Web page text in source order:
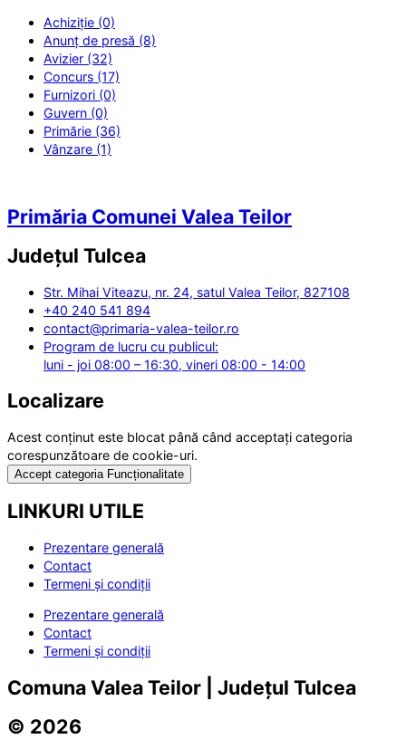
Achiziție (0)
Anunț de presă (8)
Avizier (32)
Concurs (17)
Furnizori (0)
Guvern (0)
Primărie (36)
Vânzare (1)
Primăria Comunei Valea Teilor
Județul Tulcea
Str. Mihai Viteazu, nr. 24, satul Valea Teilor, 827108
+40 240 541 894
contact@primaria-valea-teilor.ro
Program de lucru cu publicul:
luni - joi 08:00 – 16:30, vineri 08:00 - 14:00
Localizare
Acest conținut este blocat până când acceptați categoria
corespunzătoare de cookie-uri.
Accept categoria Funcționalitate
LINKURI UTILE
Prezentare generală
Contact
Termeni și condiții
Prezentare generală
Contact
Termeni și condiții
Comuna Valea Teilor | Județul Tulcea
© 2026